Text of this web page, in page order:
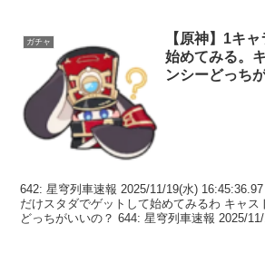
ガチャ
【原神】1キ
始めてみる。
ンシーどっち
642: 星穹列車速報 2025/11/19(水)
だけスタダでゲットして始めてみるわ キャス
どっちがいいの？ 644: 星穹列車速報 2025/11/